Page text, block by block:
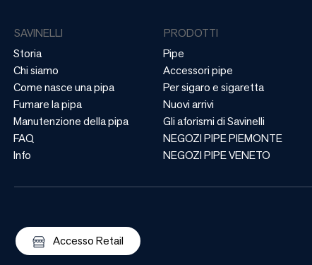
SAVINELLI
Storia
Chi siamo
Come nasce una pipa
Fumare la pipa
Manutenzione della pipa
FAQ
Info
PRODOTTI
Pipe
Accessori pipe
Per sigaro e sigaretta
Nuovi arrivi
Gli aforismi di Savinelli
NEGOZI PIPE PIEMONTE
NEGOZI PIPE VENETO
Accesso Retail